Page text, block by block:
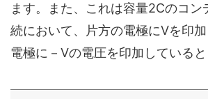
ます。また、これは容量2Cのコン
続において、片方の電極にVを印
電極に－Vの電圧を印加していると